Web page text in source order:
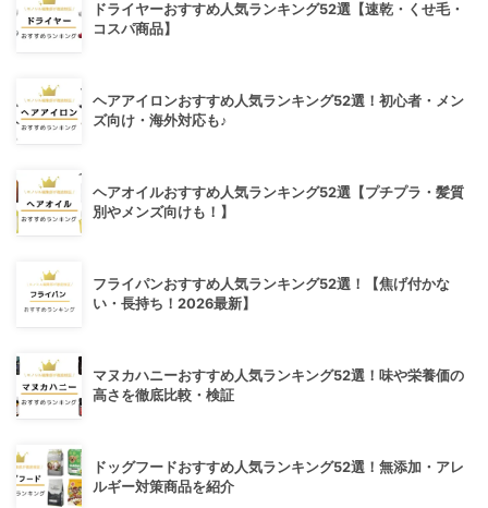
ドライヤーおすすめ人気ランキング52選【速乾・くせ毛・
コスパ商品】
ヘアアイロンおすすめ人気ランキング52選！初心者・メン
ズ向け・海外対応も♪
ヘアオイルおすすめ人気ランキング52選【プチプラ・髪質
別やメンズ向けも！】
フライパンおすすめ人気ランキング52選！【焦げ付かな
い・長持ち！2026最新】
マヌカハニーおすすめ人気ランキング52選！味や栄養価の
高さを徹底比較・検証
ドッグフードおすすめ人気ランキング52選！無添加・アレ
ルギー対策商品を紹介